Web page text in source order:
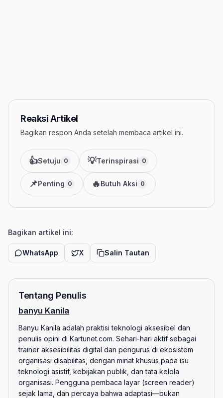
Reaksi Artikel
Bagikan respon Anda setelah membaca artikel ini.
👍Setuju 0 💡Terinspirasi 0
📌Penting 0 🔥Butuh Aksi 0
Bagikan artikel ini:
WhatsApp X Salin Tautan
Tentang Penulis
banyu Kanila
Banyu Kanila adalah praktisi teknologi aksesibel dan
penulis opini di Kartunet.com. Sehari-hari aktif sebagai
trainer aksesibilitas digital dan pengurus di ekosistem
organisasi disabilitas, dengan minat khusus pada isu
teknologi asistif, kebijakan publik, dan tata kelola
organisasi. Pengguna pembaca layar (screen reader)
sejak lama, dan percaya bahwa adaptasi—bukan